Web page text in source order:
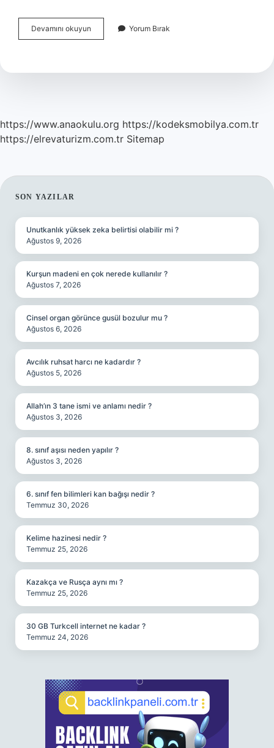
Devamını okuyun
Üniversitelerde
Yıl
Yorum Bırak
https://www.anaokulu.org https://kodeksmobilya.com.tr
https://elrevaturizm.com.tr Sitemap
SIDEBAR
SON YAZILAR
Unutkanlık yüksek zeka belirtisi olabilir mi ?
Ağustos 9, 2026
Kurşun madeni en çok nerede kullanılır ?
Ağustos 7, 2026
Cinsel organ görünce gusül bozulur mu ?
Ağustos 6, 2026
Avcılık ruhsat harcı ne kadardır ?
Ağustos 5, 2026
Allah’ın 3 tane ismi ve anlamı nedir ?
Ağustos 3, 2026
8. sınıf aşısı neden yapılır ?
Ağustos 3, 2026
6. sınıf fen bilimleri kan bağışı nedir ?
Temmuz 30, 2026
Kelime hazinesi nedir ?
Temmuz 25, 2026
Kazakça ve Rusça aynı mı ?
Temmuz 25, 2026
30 GB Turkcell internet ne kadar ?
Temmuz 24, 2026